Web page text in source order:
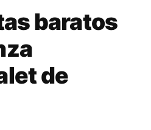
baratos
de